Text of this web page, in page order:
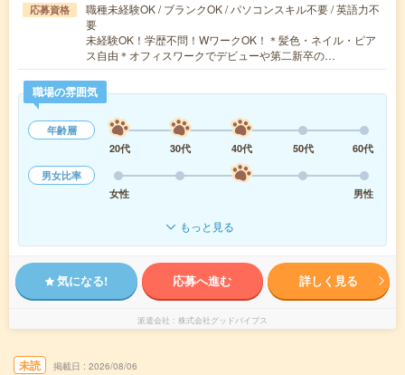
応募資格
職種未経験OK / ブランクOK / パソコンスキル不要 / 英語力不
要
未経験OK！学歴不問！WワークOK！＊髪色・ネイル・ピア
ス自由＊オフィスワークでデビューや第二新卒の…
職場の雰囲気
年齢層
20代
30代 40代 50代
60代
男女比率
女性
男性
もっと見る
気になる! 応募へ進む 詳しく見る
派遣会社 株式会社グッドバイブス
未読 掲載日 2026/08/06